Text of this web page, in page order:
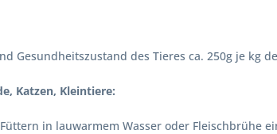
Gesundheitszustand des Tieres ca. 250g je
Katzen, Kleintiere:
in lauwarmem Wasser oder Fleischbrühe